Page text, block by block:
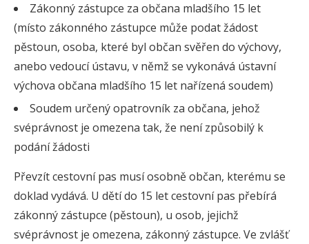
Zákonný zástupce za občana mladšího 15 let
(místo zákonného zástupce může podat žádost
pěstoun, osoba, které byl občan svěřen do výchovy,
anebo vedoucí ústavu, v němž se vykonává ústavní
výchova občana mladšího 15 let nařízená soudem)
Soudem určený opatrovník za občana, jehož
svéprávnost je omezena tak, že není způsobilý k
podání žádosti
Převzít cestovní pas musí osobně občan, kterému se
doklad vydává. U dětí do 15 let cestovní pas přebírá
zákonný zástupce (pěstoun), u osob, jejichž
svéprávnost je omezena, zákonný zástupce. Ve zvlášť